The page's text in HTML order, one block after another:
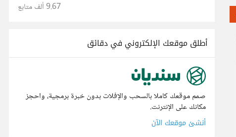
9.67 ألف متابع
أطلق موقعك الإلكتروني في دقائق
صمم موقعك كاملا بالسحب والإفلات بدون خبرة برمجية، واحجز
مكانك على الإنترنت.
أنشئ موقعك الآن